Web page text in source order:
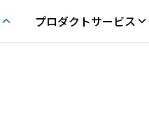
プロダクトサービス